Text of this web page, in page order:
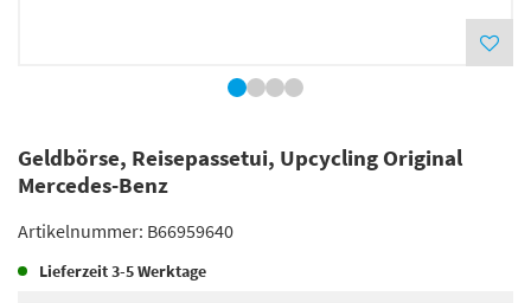
Geldbörse, Reisepassetui, Upcycling Original
Mercedes-Benz
Artikelnummer: B66959640
Lieferzeit3-5 Werktage